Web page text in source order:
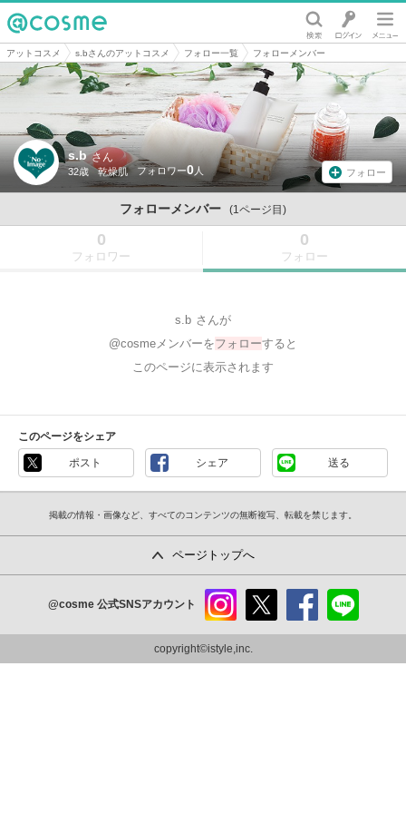
@cosme
アットコスメ s.bさんのアットコスメ フォロー一覧 フォローメンバー
s.b さん
32歳 乾燥肌 0 フォロー
フォローメンバー (1ページ目)
0
フォロワー
0
フォロー
s.b さんが
@cosmeメンバーをフォローすると
このページに表示されます
このページをシェア
ポスト シェア 送る
掲載の情報・画像など、すべてのコンテンツの無断複写、転載を禁じます。
ページトップへ
@cosme 公式SNSアカウント
ram
copyright©istyle,inc.